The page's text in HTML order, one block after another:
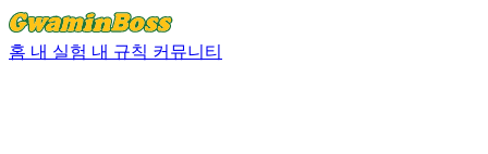
홈 내 실험 내 규칙 커뮤니티